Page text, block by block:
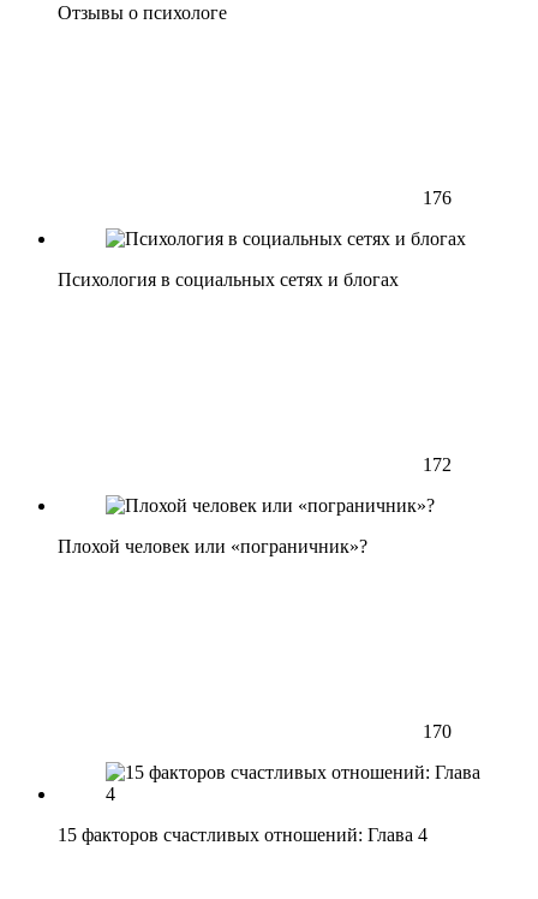
Отзывы о психологе
176
Психология в социальных сетях и блогах
172
Плохой человек или «пограничник»?
170
15 факторов счастливых отношений: Глава 4